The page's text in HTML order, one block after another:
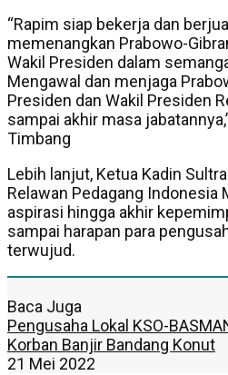
“Rapim siap bekerja dan
memenangkan Prabowo-
Wakil Presiden dalam
Mengawal dan menjaga
Presiden dan Wakil Presiden
sampai akhir masa
Timbang
Lebih lanjut, Ketua Kadin
Relawan Pedagang Indonesia
aspirasi hingga akhir
sampai harapan para
terwujud.
Baca Juga
Pengusaha Lokal KSO-
Korban Banjir Bandang Konut
21 Mei 2022